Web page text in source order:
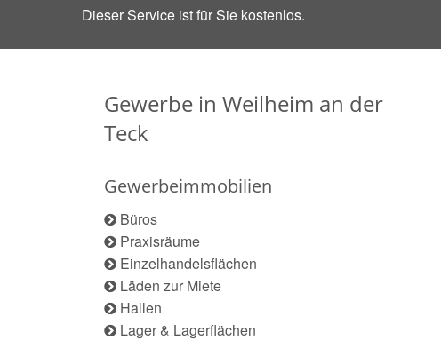
Dieser Service ist für Sie kostenlos.
Gewerbe in Weilheim an der
Teck
Gewerbeimmobilien
Büros
Praxisräume
Einzelhandelsflächen
Läden zur Miete
Hallen
Lager & Lagerflächen